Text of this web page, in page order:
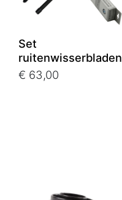
Set
ruitenwisserbladen
€ 63,00